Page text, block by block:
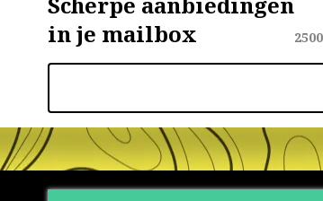
in je mailbox